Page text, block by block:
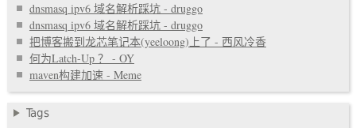
dnsmasq ipv6 域名解析踩坑 - druggo
dnsmasq ipv6 域名解析踩坑 - druggo
把博客搬到龙芯笔记本(yeeloong)上了 - 西风冷香
何为Latch-Up ？ - OY
maven构建加速 - Meme
Tags